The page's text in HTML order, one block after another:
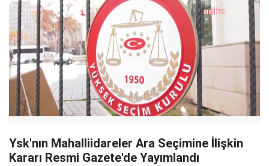
Ysk'nın Mahalliidareler Ara Seçimine İlişkin
Kararı Resmi Gazete'de Yayımlandı